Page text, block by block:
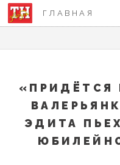
ГЛАВНАЯ
«ПРИДЁТСЯ
ЭДИТА